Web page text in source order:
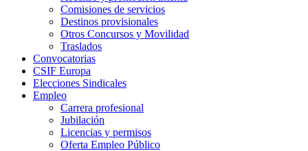
Comisiones de servicios
Destinos provisionales
Otros Concursos y Movilidad
Traslados
Convocatorias
CSIF Europa
Elecciones Sindicales
Empleo
Carrera profesional
Jubilación
Licencias y permisos
Oferta Empleo Público